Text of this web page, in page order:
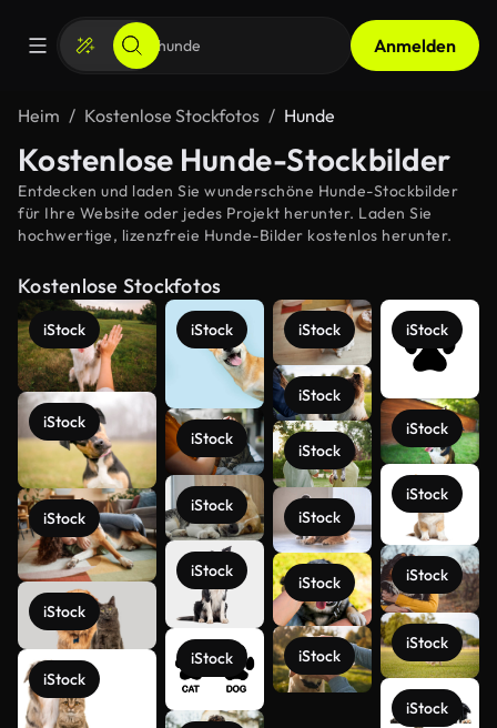
Anmelden
Heim Kostenlose Stockfotos Hunde
Kostenlose Hunde-Stockbilder
Entdecken und laden Sie wunderschöne Hunde-Stockbilder
für Ihre Website oder jedes Projekt herunter. Laden Sie
hochwertige, lizenzfreie Hunde-Bilder kostenlos herunter.
Kostenlose Stockfotos
iStock
iStock
iStock
iStock
iStock
iStock
iStock
iStock
iStock
iStock
iStock
iStock
iStock
iStock
iStock
iStock
iStock
iStock
iStock
iStock
iStock
iStock